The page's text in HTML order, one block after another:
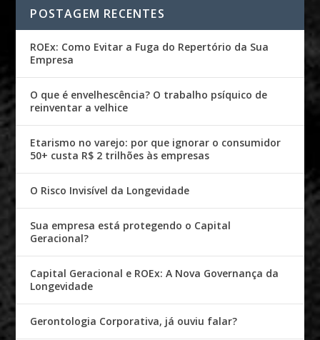
POSTAGEM RECENTES
ROEx: Como Evitar a Fuga do Repertório da Sua
Empresa
O que é envelhescência? O trabalho psíquico de
reinventar a velhice
Etarismo no varejo: por que ignorar o consumidor
50+ custa R$ 2 trilhões às empresas
O Risco Invisível da Longevidade
Sua empresa está protegendo o Capital
Geracional?
Capital Geracional e ROEx: A Nova Governança da
Longevidade
Gerontologia Corporativa, já ouviu falar?